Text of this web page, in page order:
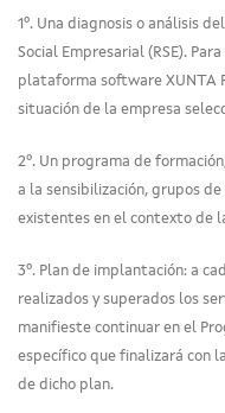
1º. Una diagnosis o análisis
Social Empresarial (RSE).
plataforma software XUNTA
situación de la empresa
2º. Un programa de
a la sensibilización, grupos
existentes en el contexto de
3º. Plan de implantación: a
realizados y superados los
manifieste continuar en el
específico que finalizará con
de dicho plan.